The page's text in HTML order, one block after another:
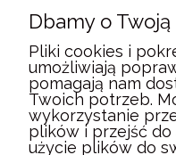
Dbamy o
Pliki cookies i
umożliwiają
pomagają nam
Twoich potrzeb.
wykorzystanie
plików i przejść
użycie plików do